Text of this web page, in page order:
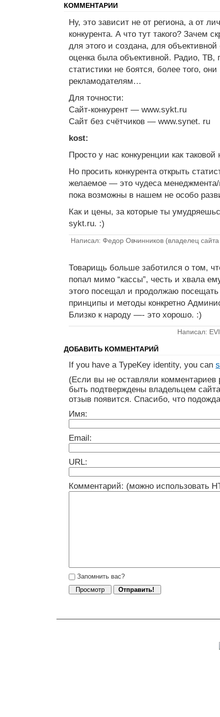
КОММЕНТАРИИ
Ну, это зависит не от региона, а от
конкурента. А что тут такого? Зачем
для этого и создана, для
оценка была объективной. Радио,
статистики не боятся, более того,
рекламодателям…
Для точности:
Сайт-конкурент — www.sykt.ru
Сайт без счётчиков — www.synet. ru
kost:
Просто у нас конкуренции как таковой
Но просить конкурента открыть
желаемое — это чудеса
пока возможны в нашем не особо
Как и цены, за которые ты
sykt.ru. :)
Написал: Федор Овчинников (владелец
Товарищь больше заботился о том,
попал мимо “кассы”, честь и хвала
этого посещал и продолжаю посещать
принципы и методы конкретно
Близко к народу —- это хорошо. :)
Написал:
ДОБАВИТЬ КОММЕНТАРИЙ
If you have a TypeKey identity, you can
(Если вы не оставляли
быть подтверждены владельцем
отзыв появится. Спасибо, что
Имя:
Email:
URL:
Комментарий: (можно использовать
Запомнить вас?